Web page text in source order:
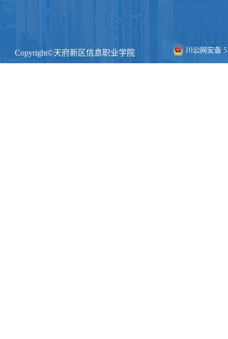
Copyright©天府新区信息职业学院 川公网安备